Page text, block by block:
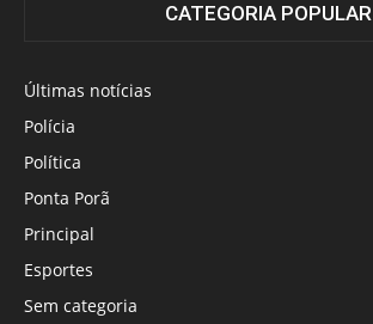
CATEGORIA POPULAR
Últimas notícias
Polícia
Política
Ponta Porã
Principal
Esportes
Sem categoria